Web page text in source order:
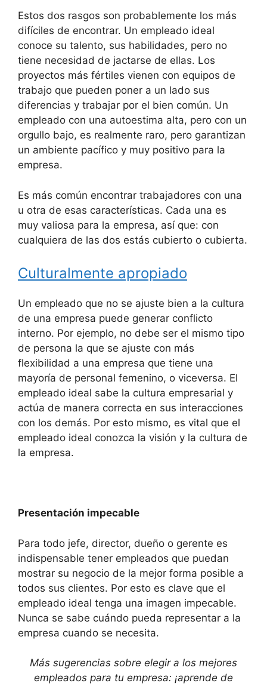
Estos dos rasgos son probablemente los más
difíciles de encontrar. Un empleado ideal
conoce su talento, sus habilidades, pero no
tiene necesidad de jactarse de ellas. Los
proyectos más fértiles vienen con equipos de
trabajo que pueden poner a un lado sus
diferencias y trabajar por el bien común. Un
empleado con una autoestima alta, pero con un
orgullo bajo, es realmente raro, pero garantizan
un ambiente pacífico y muy positivo para la
empresa.
Es más común encontrar trabajadores con una
u otra de esas características. Cada una es
muy valiosa para la empresa, así que: con
cualquiera de las dos estás cubierto o cubierta.
Culturalmente apropiado
Un empleado que no se ajuste bien a la cultura
de una empresa puede generar conflicto
interno. Por ejemplo, no debe ser el mismo tipo
de persona la que se ajuste con más
flexibilidad a una empresa que tiene una
mayoría de personal femenino, o viceversa. El
empleado ideal sabe la cultura empresarial y
actúa de manera correcta en sus interacciones
con los demás. Por esto mismo, es vital que el
empleado ideal conozca la visión y la cultura de
la empresa.
Presentación impecable
Para todo jefe, director, dueño o gerente es
indispensable tener empleados que puedan
mostrar su negocio de la mejor forma posible a
todos sus clientes. Por esto es clave que el
empleado ideal tenga una imagen impecable.
Nunca se sabe cuándo pueda representar a la
empresa cuando se necesita.
Más sugerencias sobre elegir a los mejores
empleados para tu empresa: ¡aprende de